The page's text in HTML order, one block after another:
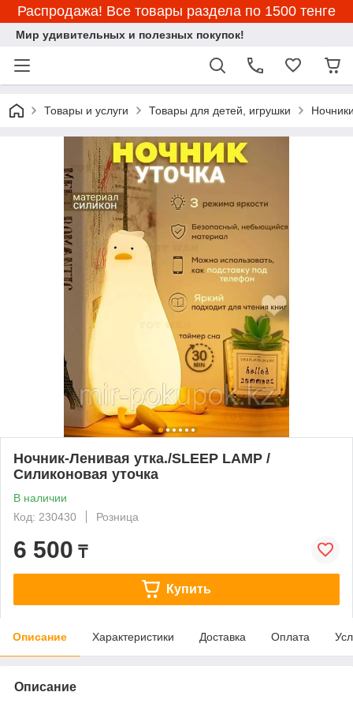
Распродажа! Все товары раздела по 1500 тенге
Мир удивительных и полезных покупок!
Товары и услуги Товары для детей, игрушки
Ночник-Ленивая утка./SLEEP LAMP /
Силиконовая уточка
В наличии
Код: 230430
Розница
6 500 ₸
Купить
Описание Характеристики Доставка Оплата
Описание